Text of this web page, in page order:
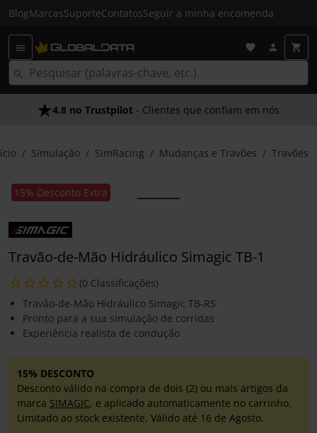
BlogMarcasSuporteContatosSeguir a minha encomenda
4.8 no Trustpilot - Clientes que confiam em nós
Simulação SimRacing Mudanças e Travões Travões
15% Desconto Extra
Travão-de-Mão Hidráulico Simagic TB-1
(0 Classificações)
Travão-de-Mão Hidráulico Simagic TB-RS
Pronto para a sua simulação de corridas
Experiência realista de condução
15% DESCONTO
Desconto válido na compra de dois (2) ou mais artigos da
marca SIMAGIC, e aplicado automaticamente no carrinho.
Limitado ao stock existente. Válido até 16 de Agosto.